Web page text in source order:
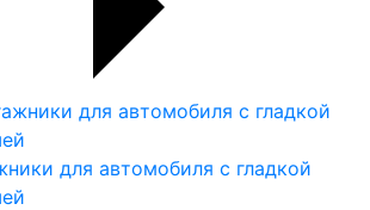
для автомобиля с гладкой